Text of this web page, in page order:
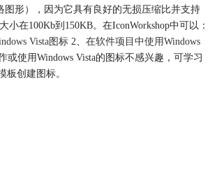
图形），因为它具有良好的无损压缩比并支持
小在100Kb到150KB。在IconWorkshop中可以：
Vista图标 2、 在软件项目中使用Windows
或使用Windows Vista的图标不感兴趣，可学习
板创建图标。